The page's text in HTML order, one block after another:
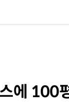
에 100